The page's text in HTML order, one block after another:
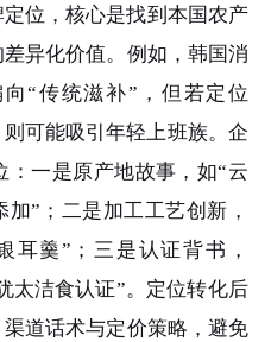
位，核心是找到本国农产
异化价值。例如，韩国消
“传统滋补”，但若定位
可能吸引年轻上班族。企
：一是原产地故事，如“云
”；二是加工工艺创新，
耳羹”；三是认证背书，
太洁食认证”。定位转化后
道话术与定价策略，避免